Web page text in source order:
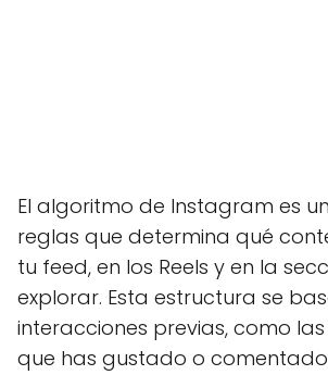
El algoritmo de Instagram es
reglas que determina qué
tu feed, en los Reels y en la
explorar. Esta estructura se
interacciones previas, como
que has gustado o